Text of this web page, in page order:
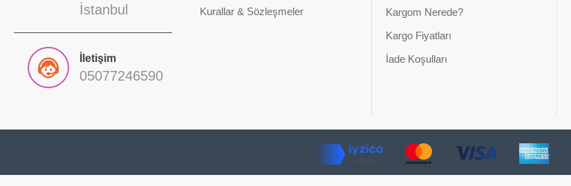
İstanbul
İletişim
05077246590
Kurallar & Sözleşmeler
Kargom Nerede?
Kargo Fiyatları
İade Koşulları